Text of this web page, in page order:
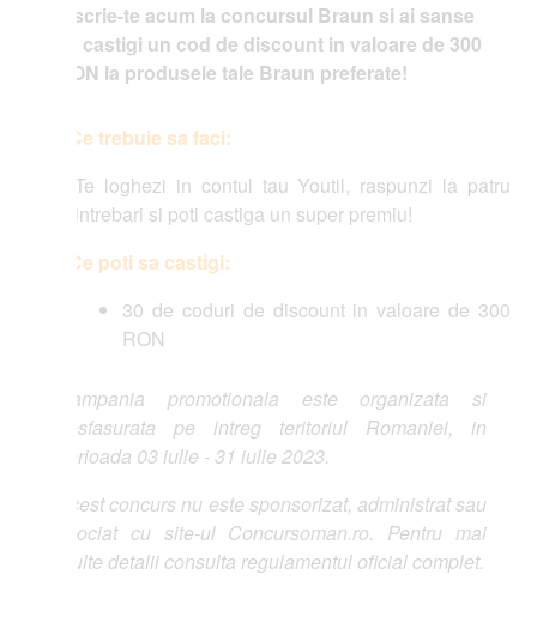
te acum la concursul Braun si ai sanse
castigi un cod de discount in valoare de 300
la produsele tale Braun preferate!
trebuie sa faci:
loghezi in contul tau Youtil, raspunzi la patru
si poti castiga un super premiu!
poti sa castigi:
30 de coduri de discount in valoare de 300
promotionala este organizata si
pe intreg teritoriul Romaniei, in
03 iulie - 31 iulie 2023.
concurs nu este sponsorizat, administrat sau
cu site-ul Concursoman.ro. Pentru mai
detalii consulta regulamentul oficial complet.